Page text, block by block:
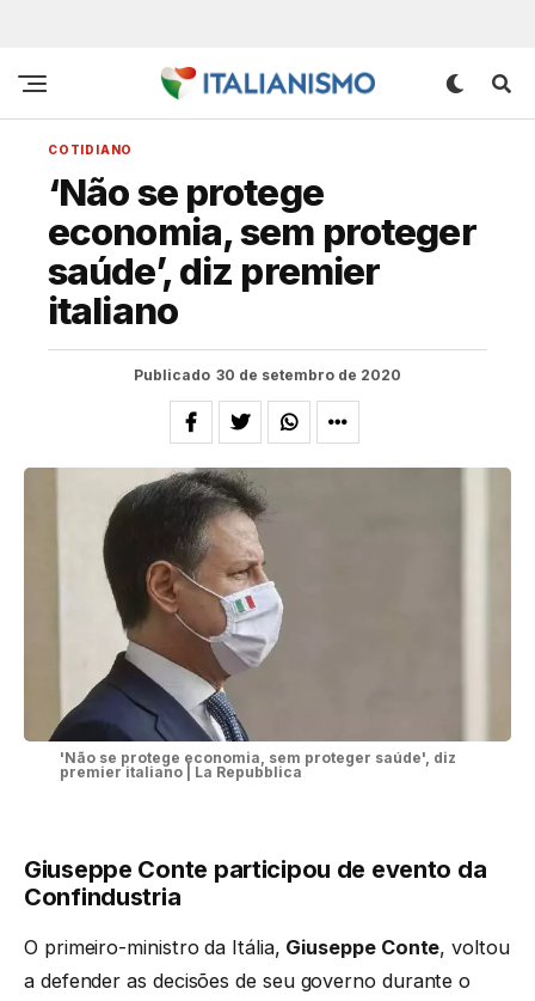
COTIDIANO
‘Não se protege
economia, sem proteger
saúde’, diz premier
italiano
Publicado 30 de setembro de 2020
'Não se protege economia, sem proteger saúde', diz
premier italiano | La Repubblica
Giuseppe Conte participou de evento da
Confindustria
O primeiro-ministro da Itália, Giuseppe Conte, voltou
a defender as decisões de seu governo durante o